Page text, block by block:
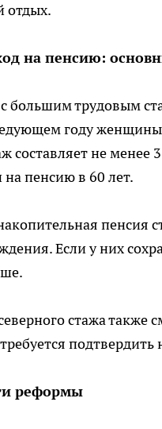
отдых.
на пенсию:
большим трудовым
году женщины
составляет не
пенсию в 60 лет.
пенсия
Если у них
стажа также
реформы